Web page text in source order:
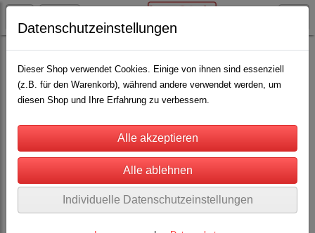
Pferdehaltung Halsgurte und Anbinder(6)
Sortierung wählen
Datenschutzeinstellungen
Dieser Shop verwendet Cookies. Einige von ihnen sind essenziell
(z.B. für den Warenkorb), während andere verwendet werden, um
diesen Shop und Ihre Erfahrung zu verbessern.
Individuelle Datenschutzeinstellungen